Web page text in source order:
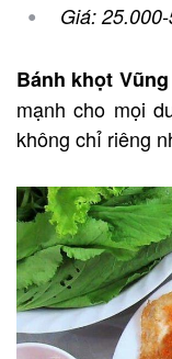
Giá:
Bánh khọt
mạnh cho mọi
không chỉ riêng